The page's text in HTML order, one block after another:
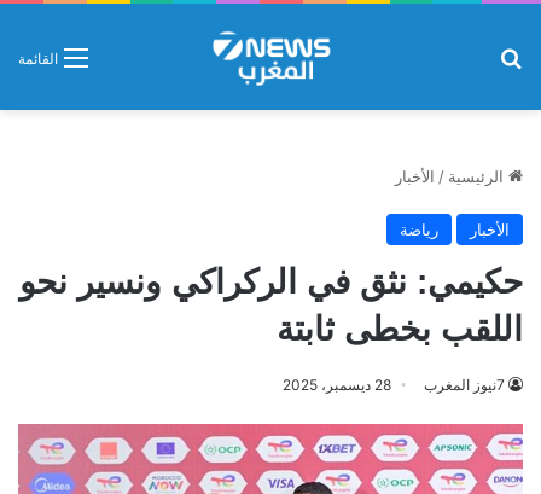
القائمة
الرئيسية / الأخبار
الأخبار رياضة
حكيمي: نثق في الركراكي ونسير نحو
اللقب بخطى ثابتة
7نيوز المغرب 28 ديسمبر، 2025